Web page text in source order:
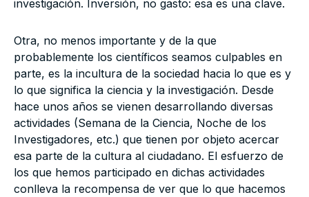
investigación. Inversión, no gasto: esa es una clave.
Otra, no menos importante y de la que
probablemente los científicos seamos culpables en
parte, es la incultura de la sociedad hacia lo que es y
lo que significa la ciencia y la investigación. Desde
hace unos años se vienen desarrollando diversas
actividades (Semana de la Ciencia, Noche de los
Investigadores, etc.) que tienen por objeto acercar
esa parte de la cultura al ciudadano. El esfuerzo de
los que hemos participado en dichas actividades
conlleva la recompensa de ver que lo que hacemos